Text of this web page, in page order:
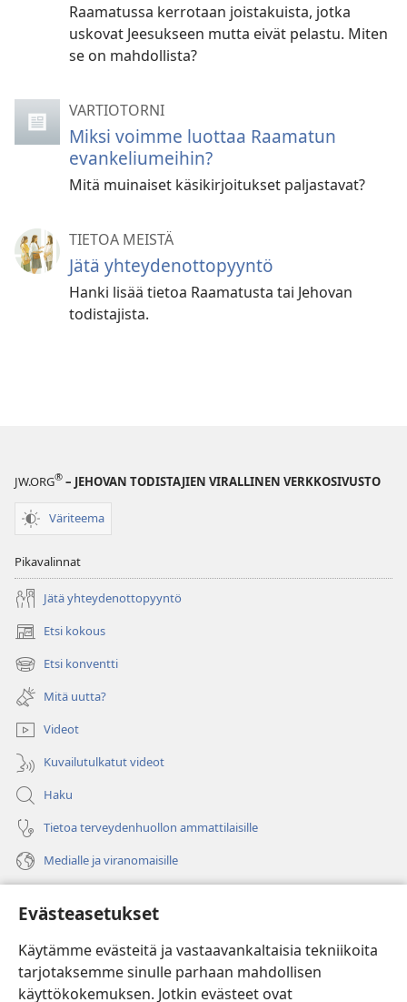
Evästeasetukset
Käytämme evästeitä ja vastaavankaltaisia tekniikoita
tarjotaksemme sinulle parhaan mahdollisen
käyttökokemuksen. Jotkin evästeet ovat
Raamatussa kerrotaan joistakuista, jotka
uskovat Jeesukseen mutta eivät pelastu. Miten
se on mahdollista?
VARTIOTORNI
Miksi voimme luottaa Raamatun
evankeliumeihin?
Mitä muinaiset käsikirjoitukset paljastavat?
TIETOA MEISTÄ
Jätä yhteydenottopyyntö
Hanki lisää tietoa Raamatusta tai Jehovan
todistajista.
JW.ORG® – JEHOVAN TODISTAJIEN VIRALLINEN VERKKOSIVUSTO
Väriteema
Pikavalinnat
Jätä yhteydenottopyyntö
Etsi kokous
(avaa
uuden
ikkunan)
Etsi konventti
(avaa
uuden
ikkunan)
Mitä uutta?
Videot
Kuvailutulkatut videot
Haku
Tietoa terveydenhuollon ammattilaisille
Medialle ja viranomaisille
(avaa
uuden
ikkunan)Vartiotornin VERKKOKIRJASTO
(avaa